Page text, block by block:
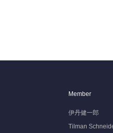
Member
伊丹健一郎
Tilman